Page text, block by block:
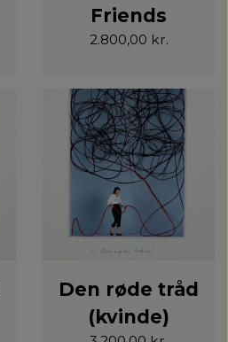
Friends
2.800,00 kr.
Den røde tråd
(kvinde)